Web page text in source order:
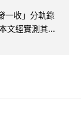
一收」分軌錄
文經實測其...